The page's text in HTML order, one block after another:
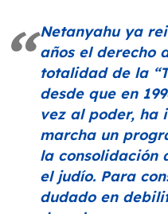
Netanyahu ya
años el derecho
totalidad de la
desde que en
vez al poder, ha
marcha un
la consolidación
el judío. Para
dudado en